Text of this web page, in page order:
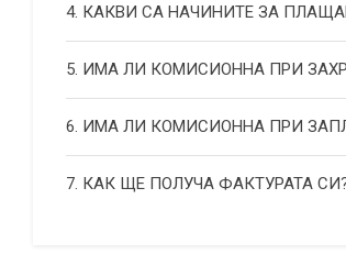
4. КАКВИ СА НАЧИНИТЕ ЗА
5. ИМА ЛИ КОМИСИОННА ПРИ
6. ИМА ЛИ КОМИСИОННА ПРИ
7. КАК ЩЕ ПОЛУЧА ФАКТУРАТА